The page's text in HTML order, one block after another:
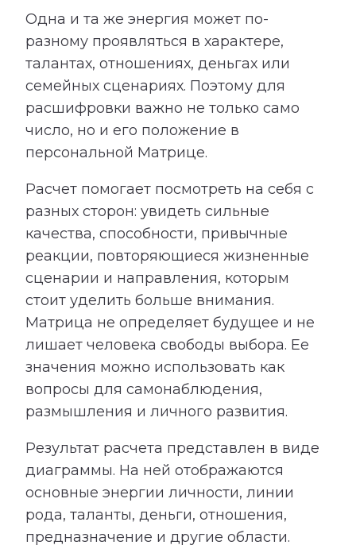
Одна и та же энергия может по-
разному проявляться в характере,
талантах, отношениях, деньгах или
семейных сценариях. Поэтому для
расшифровки важно не только само
число, но и его положение в
персональной Матрице.
Расчет помогает посмотреть на себя с
разных сторон: увидеть сильные
качества, способности, привычные
реакции, повторяющиеся жизненные
сценарии и направления, которым
стоит уделить больше внимания.
Матрица не определяет будущее и не
лишает человека свободы выбора. Ее
значения можно использовать как
вопросы для самонаблюдения,
размышления и личного развития.
Результат расчета представлен в виде
диаграммы. На ней отображаются
основные энергии личности, линии
рода, таланты, деньги, отношения,
предназначение и другие области.